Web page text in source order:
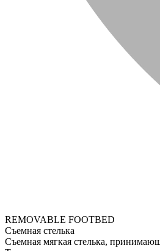
REMOVABLE FOOTBED
Съемная стелька
Съемная мягкая стелька,